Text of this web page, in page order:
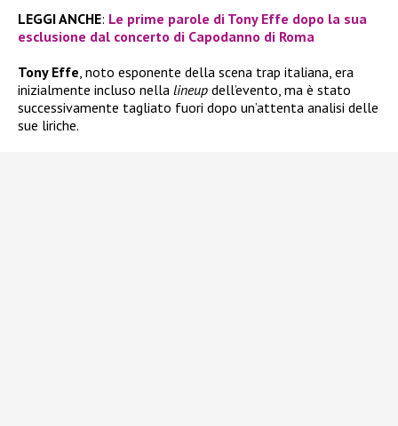
LEGGI ANCHE: Le prime parole di Tony Effe dopo la sua
esclusione dal concerto di Capodanno di Roma
Tony Effe, noto esponente della scena trap italiana, era
inizialmente incluso nella lineup dell’evento, ma è stato
successivamente tagliato fuori dopo un’attenta analisi delle
sue liriche.